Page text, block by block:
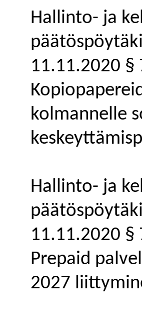
Hallinto- ja
11.11.2020 §
kolmannelle
Hallinto- ja
11.11.2020 §
Prepaid
2027